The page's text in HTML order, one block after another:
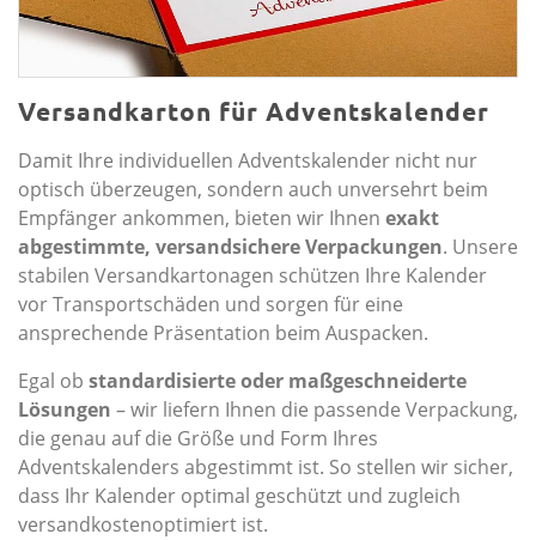
Versandkarton für Adventskalender
Damit Ihre individuellen Adventskalender nicht nur
optisch überzeugen, sondern auch unversehrt beim
Empfänger ankommen, bieten wir Ihnen exakt
abgestimmte, versandsichere Verpackungen. Unsere
stabilen Versandkartonagen schützen Ihre Kalender
vor Transportschäden und sorgen für eine
ansprechende Präsentation beim Auspacken.
Egal ob standardisierte oder maßgeschneiderte
Lösungen – wir liefern Ihnen die passende Verpackung,
die genau auf die Größe und Form Ihres
Adventskalenders abgestimmt ist. So stellen wir sicher,
dass Ihr Kalender optimal geschützt und zugleich
versandkostenoptimiert ist.